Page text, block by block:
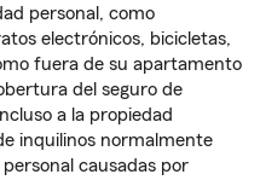
personal, como
electrónicos, bicicletas,
fuera de su apartamento
del seguro de
a la propiedad
inquilinos normalmente
causadas por